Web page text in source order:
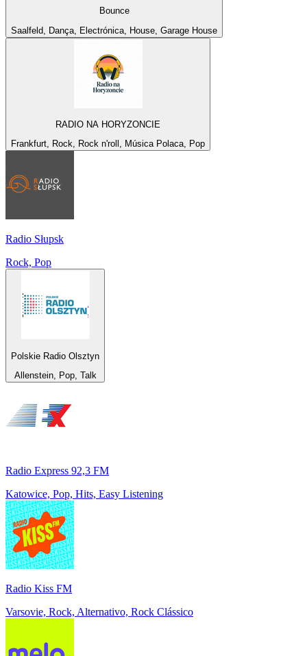
Bounce
Saalfeld, Dança, Electrónica, House, Garage House
RADIO NA HORYZONCIE
Frankfurt, Rock, Rock n'roll, Música Polaca, Pop
Radio Słupsk
Rock, Pop
Polskie Radio Olsztyn
Allenstein, Pop, Talk
Radio Express 92,3 FM
Katowice, Pop, Hits, Easy Listening
Radio Kiss FM
Varsovie, Rock, Alternativo, Rock Clássico